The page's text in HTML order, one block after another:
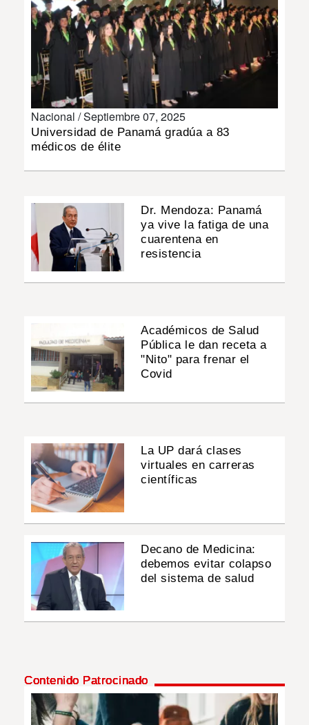
IMPRESO
Nacional /Septiembre 07, 2025
Universidad de Panamá gradúa a 83
médicos de élite
Dr. Mendoza: Panamá
ya vive la fatiga de una
cuarentena en
resistencia
Académicos de Salud
Pública le dan receta a
"Nito" para frenar el
Covid
La UP dará clases
virtuales en carreras
científicas
Decano de Medicina:
debemos evitar colapso
del sistema de salud
Contenido Patrocinado